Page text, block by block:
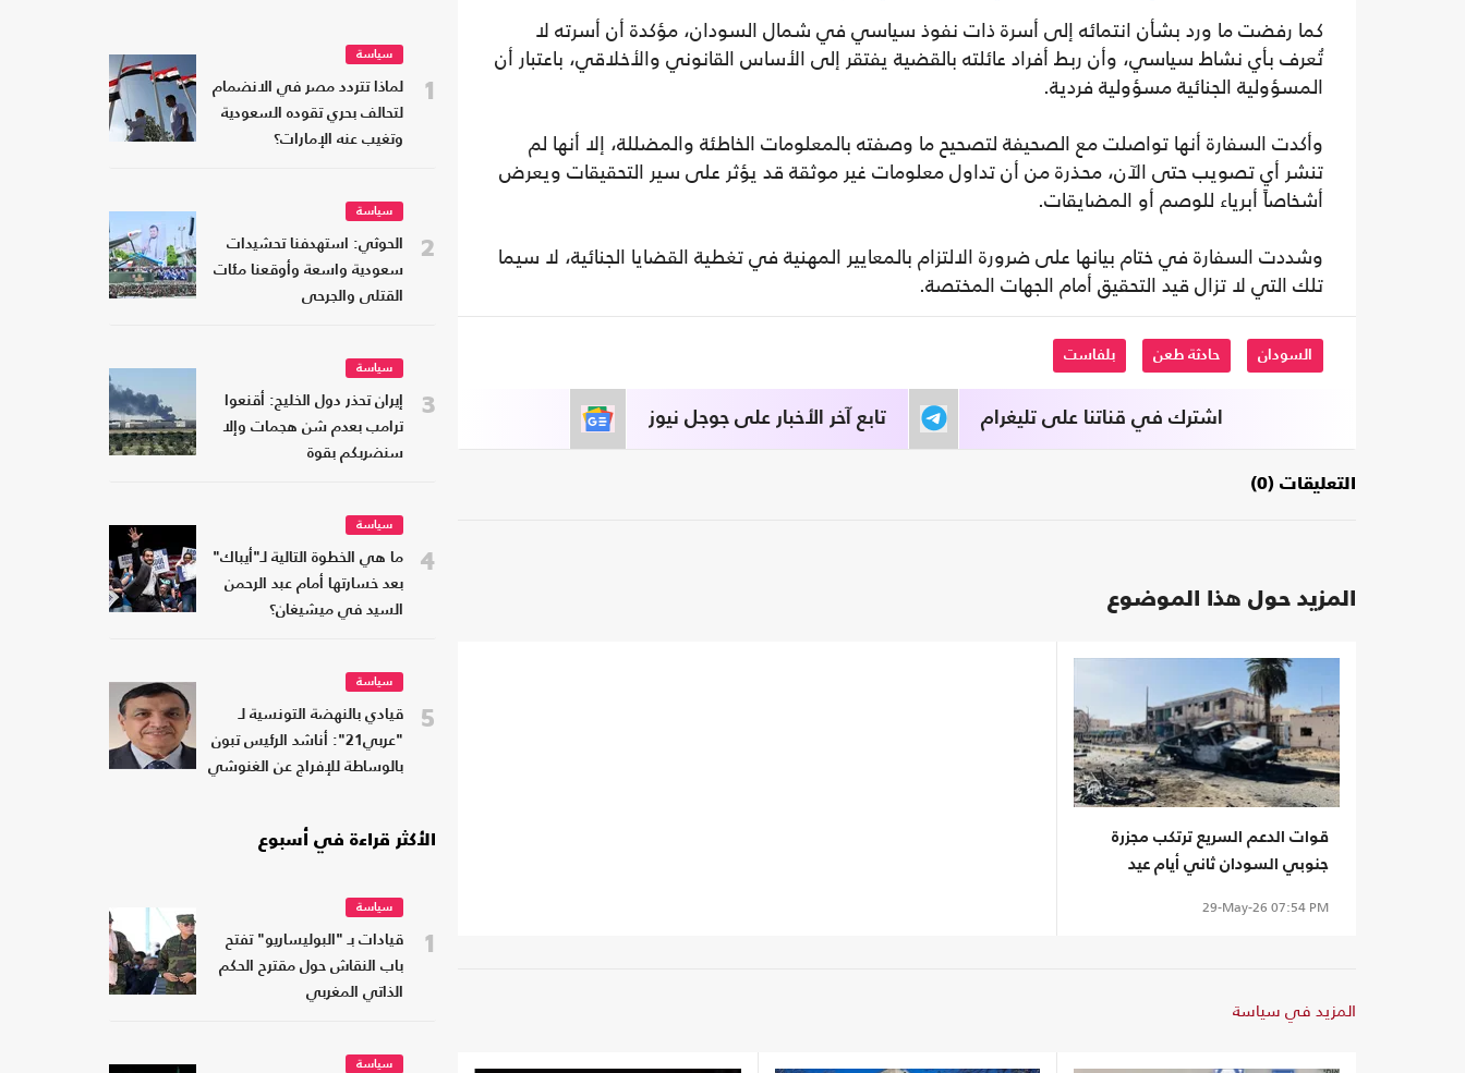
كما رفضت ما ورد بشأن انتمائه إلى أسرة ذات نفوذ سياسي في شمال السودان، مؤكدة أن أسرته لا
تُعرف بأي نشاط سياسي، وأن ربط أفراد عائلته بالقضية يفتقر إلى الأساس القانوني والأخلاقي، باعتبار أن
المسؤولية الجنائية مسؤولية فردية.
وأكدت السفارة أنها تواصلت مع الصحيفة لتصحيح ما وصفته بالمعلومات الخاطئة والمضللة، إلا أنها لم
تنشر أي تصويب حتى الآن، محذرة من أن تداول معلومات غير موثقة قد يؤثر على سير التحقيقات ويعرض
أشخاصاً أبرياء للوصم أو المضايقات.
وشددت السفارة في ختام بيانها على ضرورة الالتزام بالمعايير المهنية في تغطية القضايا الجنائية، لا سيما
تلك التي لا تزال قيد التحقيق أمام الجهات المختصة.
السودان حادثة طعن بلفاست
تابع آخر الأخبار على جوجل نيوز اشترك في قناتنا على تليغرام
التعليقات (0)
المزيد حول هذا الموضوع
قوات الدعم السريع ترتكب مجزرة
جنوبي السودان ثاني أيام عيد
29-May-26 07:54 PM
المزيد في سياسة
1
سياسة
لماذا تتردد مصر في الانضمام
لتحالف بحري تقوده السعودية
وتغيب عنه الإمارات؟
2
سياسة
الحوثي: استهدفنا تحشيدات
سعودية واسعة وأوقعنا مئات
القتلى والجرحى
3
سياسة
إيران تحذر دول الخليج: أقنعوا
ترامب بعدم شن هجمات وإلا
سنضربكم بقوة
4
سياسة
ما هي الخطوة التالية لـ"أيباك"
بعد خسارتها أمام عبد الرحمن
السيد في ميشيغان؟
5
سياسة
قيادي بالنهضة التونسية لـ
"عربي21": أناشد الرئيس تبون
بالوساطة للإفراج عن الغنوشي
الأكثر قراءة في أسبوع
1
سياسة
قيادات بـ "البوليساريو" تفتح
باب النقاش حول مقترح الحكم
الذاتي المغربي
سياسة